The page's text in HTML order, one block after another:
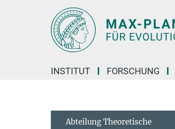
INSTITUT FORSCHUNG
Abteilung Theoretische